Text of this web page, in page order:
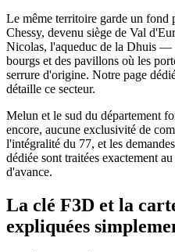
Le même territoire garde un
Chessy, devenu siège de Val
Nicolas, l'aqueduc de la Dhuis —
bourgs et des pavillons où les
serrure d'origine. Notre page
détaille ce secteur.
Melun et le sud du département
encore, aucune exclusivité de
l'intégralité du 77, et les
dédiée sont traitées exactement
d'avance.
La clé F3D et la
expliquées